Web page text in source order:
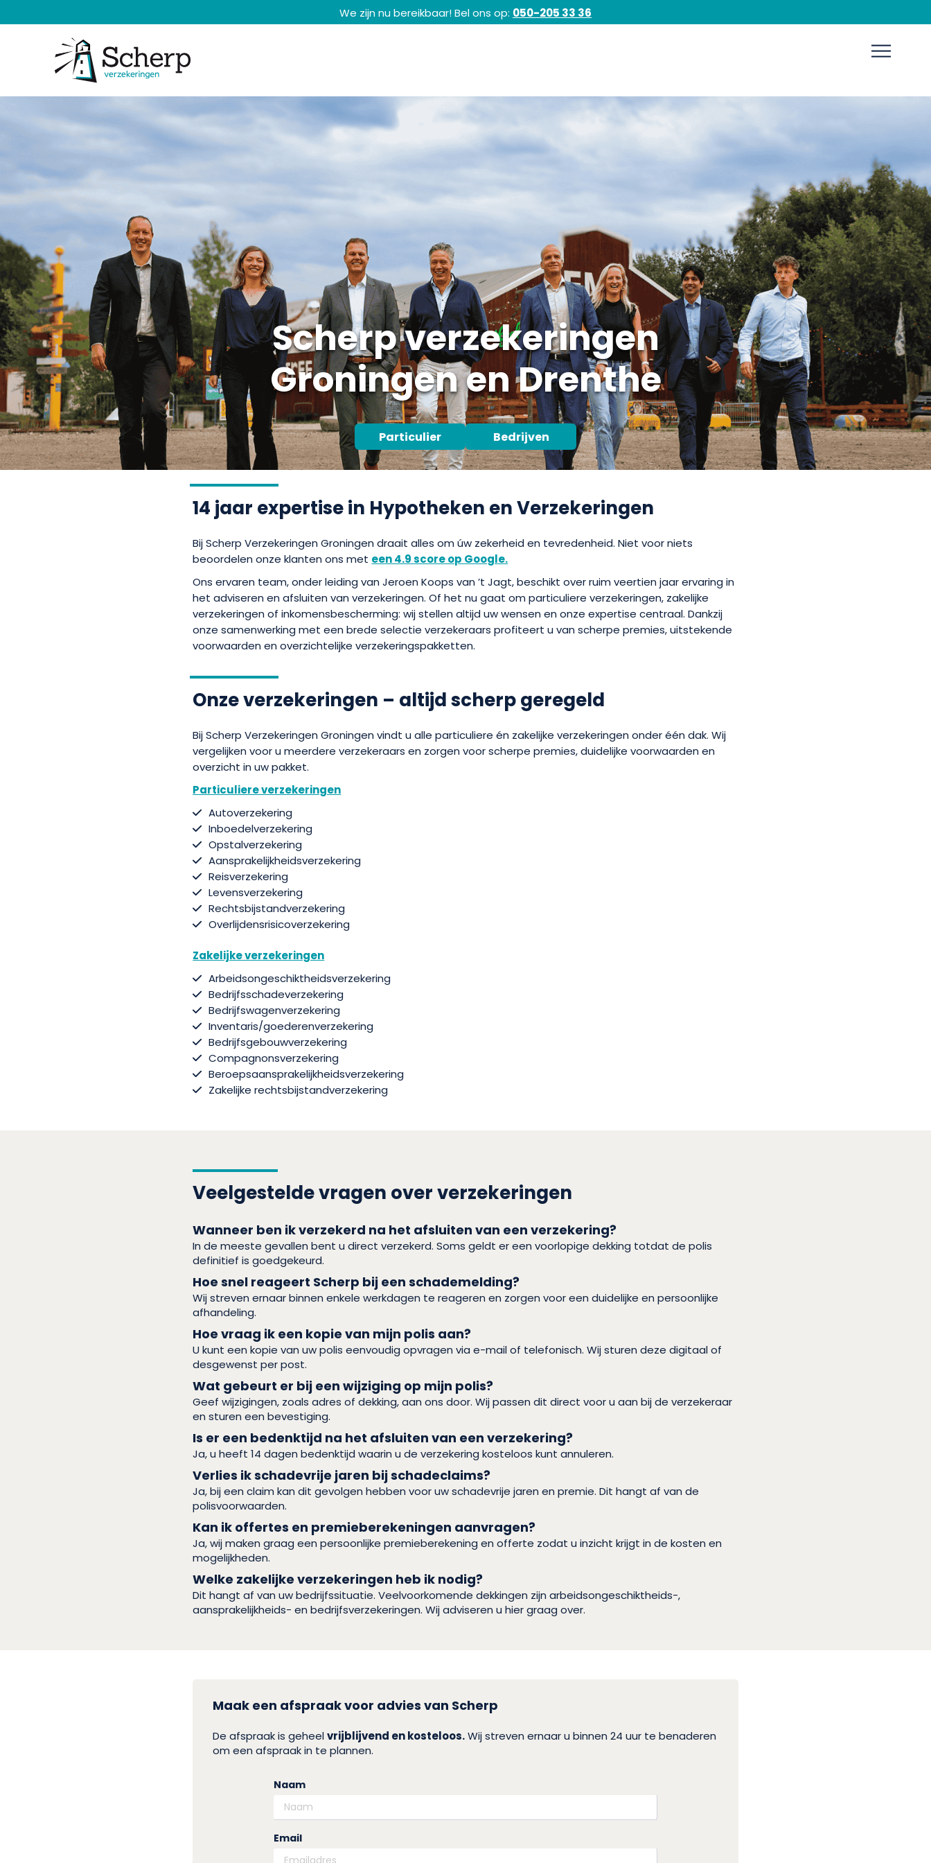
We zijn nu bereikbaar! Bel ons op: 050-205 33 36
Scherp verzekeringen
Groningen en Drenthe
Particulier Bedrijven
14 jaar expertise in Hypotheken en Verzekeringen
Bij Scherp Verzekeringen Groningen draait alles om úw zekerheid en tevredenheid. Niet voor niets
beoordelen onze klanten ons met een 4.9 score op Google.
Ons ervaren team, onder leiding van Jeroen Koops van ’t Jagt, beschikt over ruim veertien jaar ervaring in
het adviseren en afsluiten van verzekeringen. Of het nu gaat om particuliere verzekeringen, zakelijke
verzekeringen of inkomensbescherming: wij stellen altijd uw wensen en onze expertise centraal. Dankzij
onze samenwerking met een brede selectie verzekeraars profiteert u van scherpe premies, uitstekende
voorwaarden en overzichtelijke verzekeringspakketten.
Onze verzekeringen – altijd scherp geregeld
Bij Scherp Verzekeringen Groningen vindt u alle particuliere én zakelijke verzekeringen onder één dak. Wij
vergelijken voor u meerdere verzekeraars en zorgen voor scherpe premies, duidelijke voorwaarden en
overzicht in uw pakket.
Particuliere verzekeringen
Autoverzekering
Inboedelverzekering
Opstalverzekering
Aansprakelijkheidsverzekering
Reisverzekering
Levensverzekering
Rechtsbijstandverzekering
Overlijdensrisicoverzekering
Zakelijke verzekeringen
Arbeidsongeschiktheidsverzekering
Bedrijfsschadeverzekering
Bedrijfswagenverzekering
Inventaris/goederenverzekering
Bedrijfsgebouwverzekering
Compagnonsverzekering
Beroepsaansprakelijkheidsverzekering
Zakelijke rechtsbijstandverzekering
Veelgestelde vragen over verzekeringen
Wanneer ben ik verzekerd na het afsluiten van een verzekering?
In de meeste gevallen bent u direct verzekerd. Soms geldt er een voorlopige dekking totdat de polis
definitief is goedgekeurd.
Hoe snel reageert Scherp bij een schademelding?
Wij streven ernaar binnen enkele werkdagen te reageren en zorgen voor een duidelijke en persoonlijke
afhandeling.
Hoe vraag ik een kopie van mijn polis aan?
U kunt een kopie van uw polis eenvoudig opvragen via e-mail of telefonisch. Wij sturen deze digitaal of
desgewenst per post.
Wat gebeurt er bij een wijziging op mijn polis?
Geef wijzigingen, zoals adres of dekking, aan ons door. Wij passen dit direct voor u aan bij de verzekeraar
en sturen een bevestiging.
Is er een bedenktijd na het afsluiten van een verzekering?
Ja, u heeft 14 dagen bedenktijd waarin u de verzekering kosteloos kunt annuleren.
Verlies ik schadevrije jaren bij schadeclaims?
Ja, bij een claim kan dit gevolgen hebben voor uw schadevrije jaren en premie. Dit hangt af van de
polisvoorwaarden.
Kan ik offertes en premieberekeningen aanvragen?
Ja, wij maken graag een persoonlijke premieberekening en offerte zodat u inzicht krijgt in de kosten en
mogelijkheden.
Welke zakelijke verzekeringen heb ik nodig?
Dit hangt af van uw bedrijfssituatie. Veelvoorkomende dekkingen zijn arbeidsongeschiktheids-,
aansprakelijkheids- en bedrijfsverzekeringen. Wij adviseren u hier graag over.
Maak een afspraak voor advies van Scherp
De afspraak is geheelvrijblijvend en kosteloos.Wij streven ernaar u binnen 24 uur te benaderen
om een afspraak in te plannen.
Naam
Email